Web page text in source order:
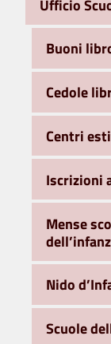
Ufficio
Buoni
Cedole
Centri
Iscrizioni
Mense
Nido
Scuole